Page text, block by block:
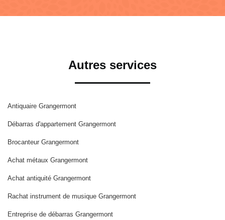
Autres services
Antiquaire Grangermont
Débarras d'appartement Grangermont
Brocanteur Grangermont
Achat métaux Grangermont
Achat antiquité Grangermont
Rachat instrument de musique Grangermont
Entreprise de débarras Grangermont